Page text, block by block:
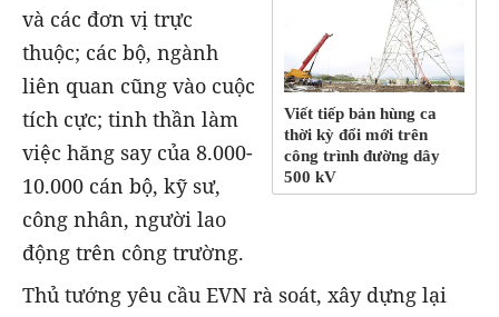
Viết tiếp bản hùng ca
thời kỳ đổi mới trên
công trình đường dây
500 kV
và các đơn vị trực
thuộc; các bộ, ngành
liên quan cũng vào cuộc
tích cực; tinh thần làm
việc hăng say của 8.000-
10.000 cán bộ, kỹ sư,
công nhân, người lao
động trên công trường.
Thủ tướng yêu cầu EVN rà soát, xây dựng lại